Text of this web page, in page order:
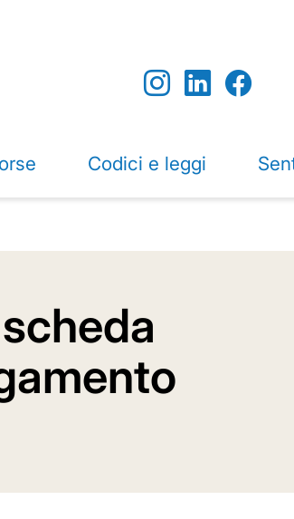
Codici e leggi